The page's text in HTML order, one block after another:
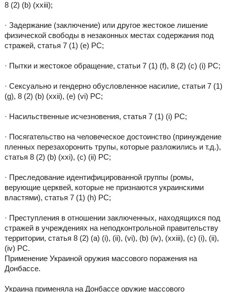
8 (2) (b) (xxiii);
· Задержание (заключение) или другое жестокое лишение
физической свободы в незаконных местах содержания под
стражей, статья 7 (1) (е) РС;
· Пытки и жестокое обращение, статьи 7 (1) (f), 8 (2) (c) (i) PC;
· Сексуально и гендерно обусловленное насилие, статьи 7 (1)
(g), 8 (2) (b) (xxii), (e) (vi) PC;
· Насильственные исчезновения, статья 7 (1) (i) РС;
· Посягательство на человеческое достоинство (принуждение
пленных перезахоронить трупы, которые разложились и т.д.),
статья 8 (2) (b) (xxi), (с) (ii) РС;
· Преследование идентифицированной группы (ромы,
верующие церквей, которые не признаются украинскими
властями), статья 7 (1) (h) РС;
· Преступления в отношении заключенных, находящихся под
стражей в учреждениях на неподконтрольной правительству
территории, статья 8 (2) (а) (i), (ii), (vi), (b) (iv), (xxiii), (с) (i), (ii),
(iv) РС.
Применение Украиной оружия массового поражения на
Донбассе.
Украина применяла на Донбассе оружие массового